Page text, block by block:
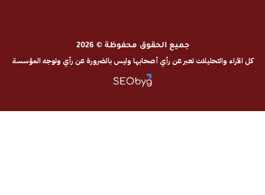
جميع الحقوق محفوظة © 2026
تعبر عن رأي أصحابها وليس بالضرورة عن رأي وتوجه المؤسسة